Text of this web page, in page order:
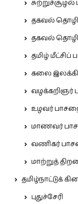
தகவல்
தகவல்
தமிழ் மீட்சிப்
கலை
வழக்கறிஞர்
உழவர்
மாணவர்
வணிகர்
மாற்றுத்
தமிழ்நாட்டுக்
புதுச்சேரி